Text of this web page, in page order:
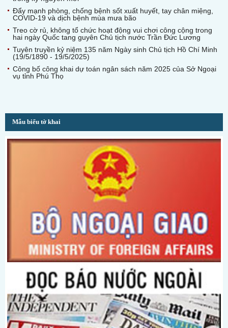
Đẩy mạnh phòng, chống bệnh sốt xuất huyết, tay chân miệng,
COVID-19 và dịch bệnh mùa mưa bão
Treo cờ rủ, không tổ chức hoạt động vui chơi công cộng trong
hai ngày Quốc tang guyên Chủ tịch nước Trần Đức Lương
Tuyên truyền kỷ niệm 135 năm Ngày sinh Chủ tịch Hồ Chí Minh
(19/5/1890 - 19/5/2025)
Công bố công khai dự toán ngân sách năm 2025 của Sở Ngoại
vụ tỉnh Phú Thọ
Mẫu biểu tờ khai